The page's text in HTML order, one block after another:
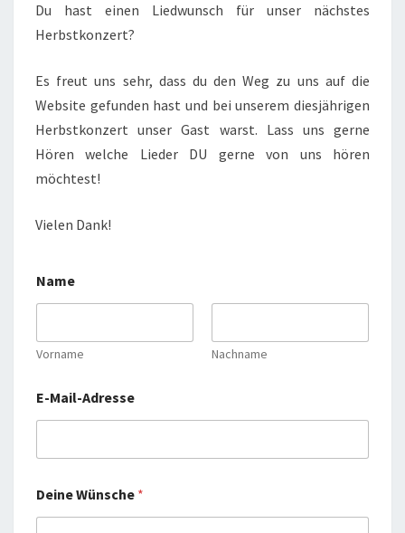
Du hast einen Liedwunsch für unser nächstes
Herbstkonzert?
Es freut uns sehr, dass du den Weg zu uns auf die
Website gefunden hast und bei unserem diesjährigen
Herbstkonzert unser Gast warst. Lass uns gerne
Hören welche Lieder DU gerne von uns hören
möchtest!
Vielen Dank!
Name
Vorname Nachname
ü
n
c
e
D
e
E-Mail-Adresse
Deine Wünsche *